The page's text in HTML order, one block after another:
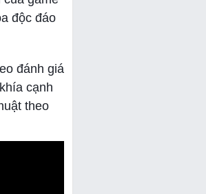
độc đáo
đánh giá
cạnh
theo